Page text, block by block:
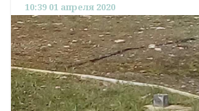
10:39 01 апреля 2020